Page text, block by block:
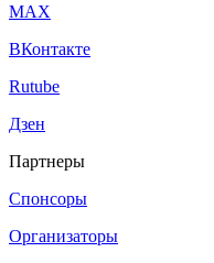
МАХ
ВКонтакте
Rutube
Дзен
Партнеры
Спонсоры
Организаторы